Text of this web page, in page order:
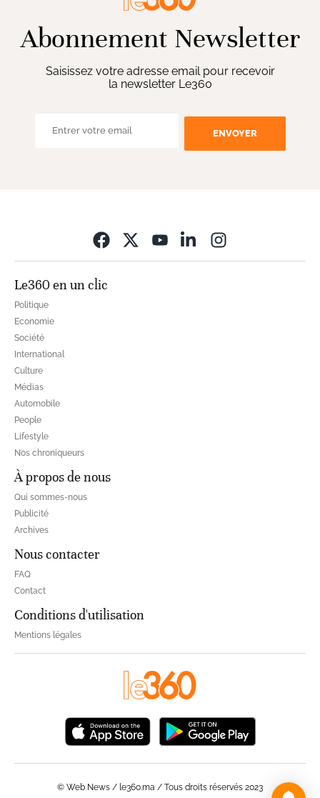
Abonnement Newsletter
Saisissez votre adresse email pour recevoir
la newsletter Le360
ENVOYER
Le360 en un clic
Politique
Economie
Société
International
Culture
Médias
Automobile
People
Lifestyle
Nos chroniqueurs
À propos de nous
Qui sommes-nous
Publicité
Archives
Nous contacter
FAQ
Contact
Conditions d'utilisation
Mentions légales
© Web News / le360.ma / Tous droits réservés 2023